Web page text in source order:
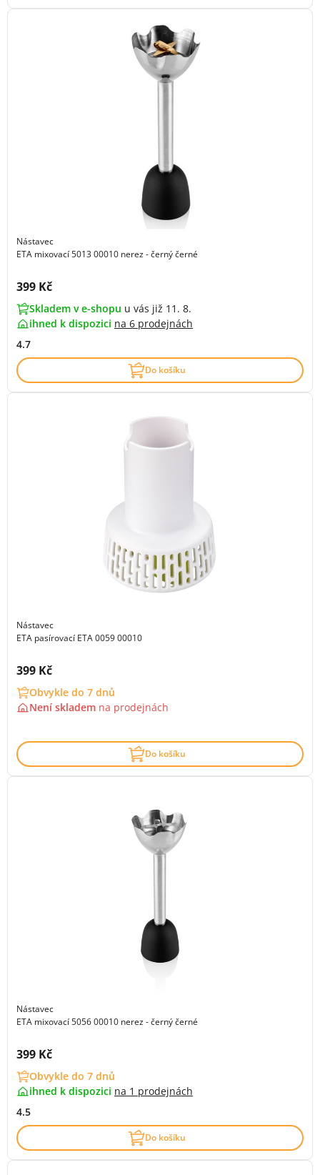
Nástavec
ETA mixovací 5013 00010 nerez - černý černé
Cena s DPH:
399 Kč
Skladem v e-shopu u vás již 11. 8.
ihned k dispozici na 6 prodejnách
4.7
Do košíku
Nástavec
ETA pasírovací ETA 0059 00010
Cena s DPH:
399 Kč
Obvykle do 7 dnů
Není skladem na prodejnách
Do košíku
Nástavec
ETA mixovací 5056 00010 nerez - černý černé
Cena s DPH:
399 Kč
Obvykle do 7 dnů
ihned k dispozici na 1 prodejnách
4.5
Do košíku